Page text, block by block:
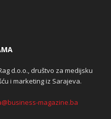
d.o.o., društvo za medijsku
i marketing iz Sarajeva.
magazine.ba